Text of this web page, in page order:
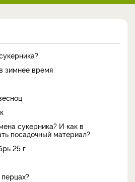
зимнее время
сукерника? И как в
посадочный материал?
25 г